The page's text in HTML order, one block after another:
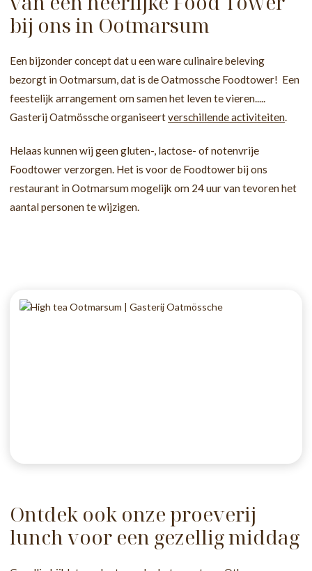
bij ons in Ootmarsum
Een bijzonder concept dat u een ware culinaire beleving
bezorgt in Ootmarsum, dat is de Oatmossche Foodtower! Een
feestelijk arrangement om samen het leven te vieren.....
Gasterij Oatmössche organiseertverschillende activiteiten.
Helaas kunnen wij geen gluten-, lactose- of notenvrije
Foodtower verzorgen. Het is voor de Foodtower bij ons
restaurant in Ootmarsum mogelijk om 24 uur van tevoren het
aantal personen te wijzigen.
Ontdek ook onze proeverij
lunch voor een gezellig middag